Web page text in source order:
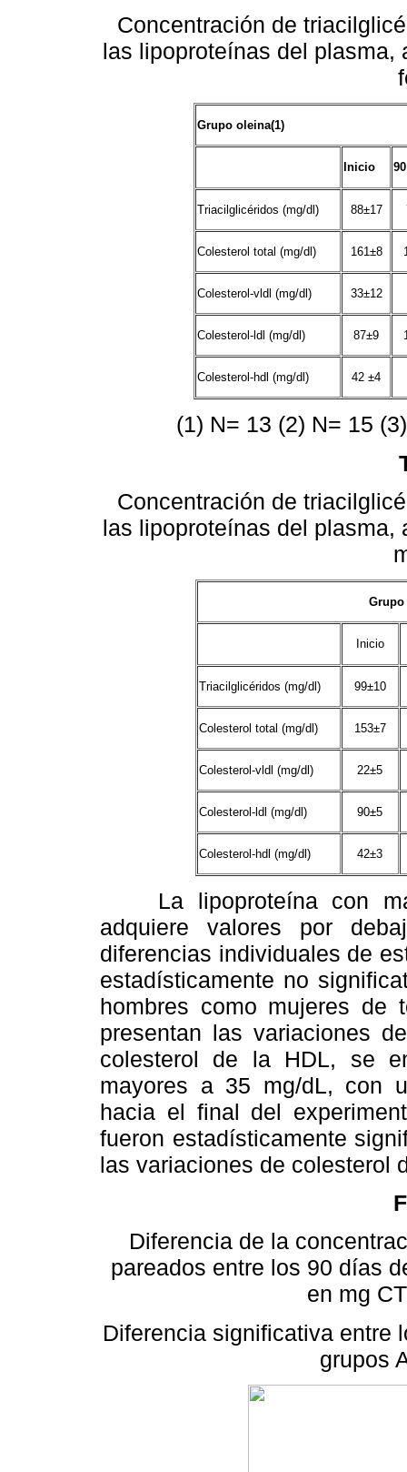
Concentración de
las lipoproteínas del
Grupo oleina(1)
Inicio
Triacilglicéridos (mg/dl) 88±17
Colesterol total (mg/dl) 161±8
Colesterol-vldl (mg/dl) 33±12
Colesterol-ldl (mg/dl) 87±9
Colesterol-hdl (mg/dl) 42 ±4
(1) N= 13 (2) N= 15 (3)
Concentración de
las lipoproteínas del
Grupo
Inicio
Triacilglicéridos (mg/dl) 99±10
Colesterol total (mg/dl) 153±7
Colesterol-vldl (mg/dl) 22±5
Colesterol-ldl (mg/dl) 90±5
Colesterol-hdl (mg/dl) 42±3
La lipoproteína con
adquiere valores por
diferencias individuales de
estadísticamente no
hombres como mujeres
presentan las variaciones
colesterol de la HDL, se
mayores a 35 mg/dL, con
hacia el final del
fueron estadísticamente
las variaciones de colesterol
Diferencia de la
pareados entre los 90 días
en mg
Diferencia significativa entre
grupos